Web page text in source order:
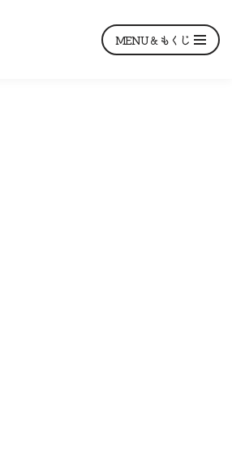
MENU＆もくじ